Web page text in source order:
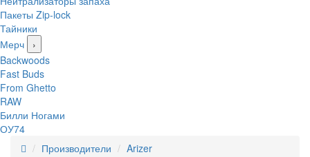
Пакеты Zip-lock
Тайники
Мерч
›
Backwoods
Fast Buds
From Ghetto
RAW
Билли Ногами
ОУ74
Производители
Arizer